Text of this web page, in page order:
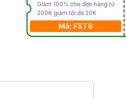
Giảm 100% cho đơn hàng từ
200K giảm tối đa 20K
Mã: FST8